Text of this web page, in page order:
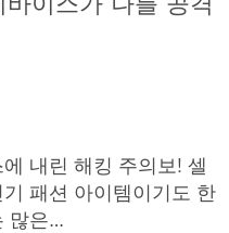
이스가 나를 공격
내린 해킹 주의보! 셀
패션 아이템이기도 한
많은…